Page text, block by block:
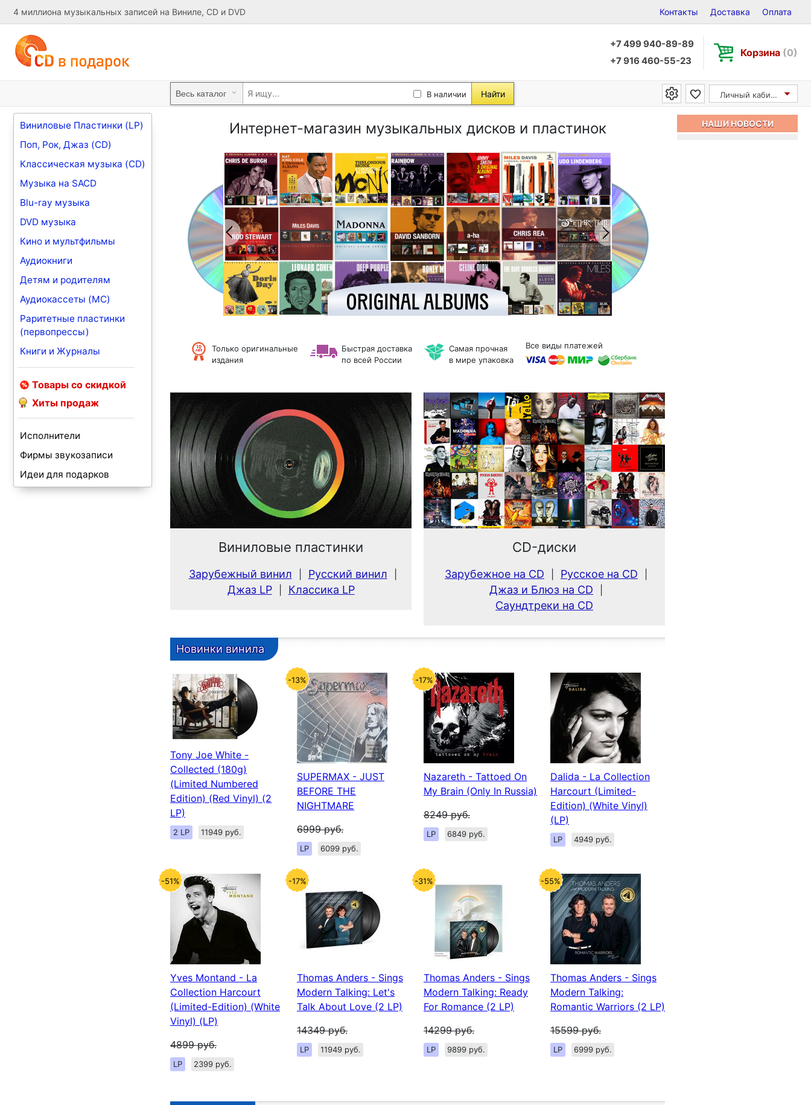
4 миллиона музыкальных записей на Виниле, CD и DVD Контакты Доставка Оплата
+7 499 940-89-89
+7 916 460-55-23
Корзина (0)
В наличии Найти Личный кабинет
Виниловые Пластинки (LP)
Поп, Рок, Джаз (CD)
Классическая музыка (CD)
Музыка на SACD
Blu-ray музыка
DVD музыка
Кино и мультфильмы
Аудиокниги
Детям и родителям
Аудиокассеты (MC)
Раритетные пластинки
(первопрессы)
Книги и Журналы
Товары со скидкой
Хиты продаж
Исполнители
Фирмы звукозаписи
Идеи для подарков
Интернет-магазин музыкальных дисков и пластинок
Только оригинальные
издания
Быстрая доставка
по всей России
Самая прочная
в мире упаковка
Все виды платежей
Виниловые пластинки
Зарубежный винил Русский винил
Джаз LP Классика LP
CD-диски
Зарубежное на CD Русское на CD
Джаз и Блюз на CD
Саундтреки на CD
Новинки винила
Tony Joe White -
Collected (180g)
(Limited Numbered
Edition) (Red Vinyl) (2
LP)
2 LP 11949 руб.
-13%
SUPERMAX - JUST
BEFORE THE
NIGHTMARE
6999руб.
LP 6099 руб.
-17%
Nazareth - Tattoed On
My Brain (Only In Russia)
8249руб.
LP 6849 руб.
Dalida - La Collection
Harcourt (Limited-
Edition) (White Vinyl)
(LP)
LP 4949 руб.
-51%
Yves Montand - La
Collection Harcourt
(Limited-Edition) (White
Vinyl) (LP)
4899руб.
LP 2399 руб.
-17%
Thomas Anders - Sings
Modern Talking: Let's
Talk About Love (2 LP)
14349руб.
LP 11949 руб.
-31%
Thomas Anders - Sings
Modern Talking: Ready
For Romance (2 LP)
14299руб.
LP 9899 руб.
-55%
Thomas Anders - Sings
Modern Talking:
Romantic Warriors (2 LP)
15599руб.
LP 6999 руб.
НАШИ НОВОСТИ